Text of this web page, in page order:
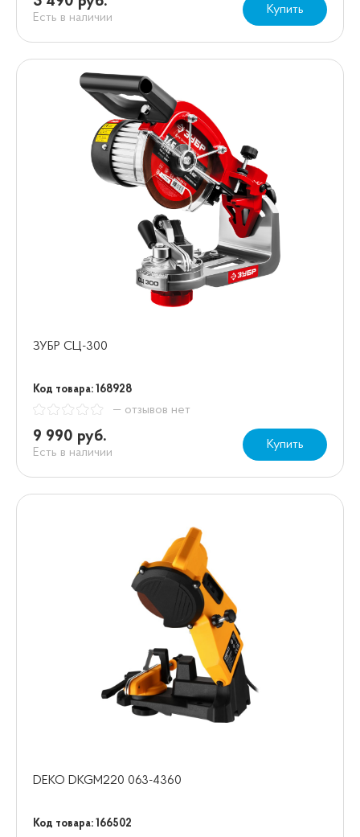
Есть в наличии
Купить
ЗУБР СЦ-300
Код товара: 168928
— отзывов нет
9 990 руб.
Есть в наличии
Купить
DEKO DKGM220 063-4360
Код товара: 166502